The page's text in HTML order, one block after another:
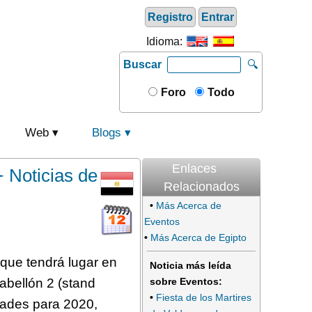
Registro Entrar
Idioma:
Buscar
🔍
Foro Todo
Web Blogs
Noticias de
tendrá lugar en
2 (stand
para 2020,
Enlaces
Relacionados
• Más Acerca de
Eventos
• Más Acerca de Egipto
Noticia más leída
sobre Eventos:
• Fiesta de los Martires